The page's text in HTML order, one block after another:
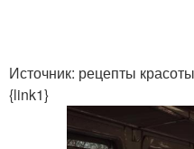
Источник: рецепты
{link1}